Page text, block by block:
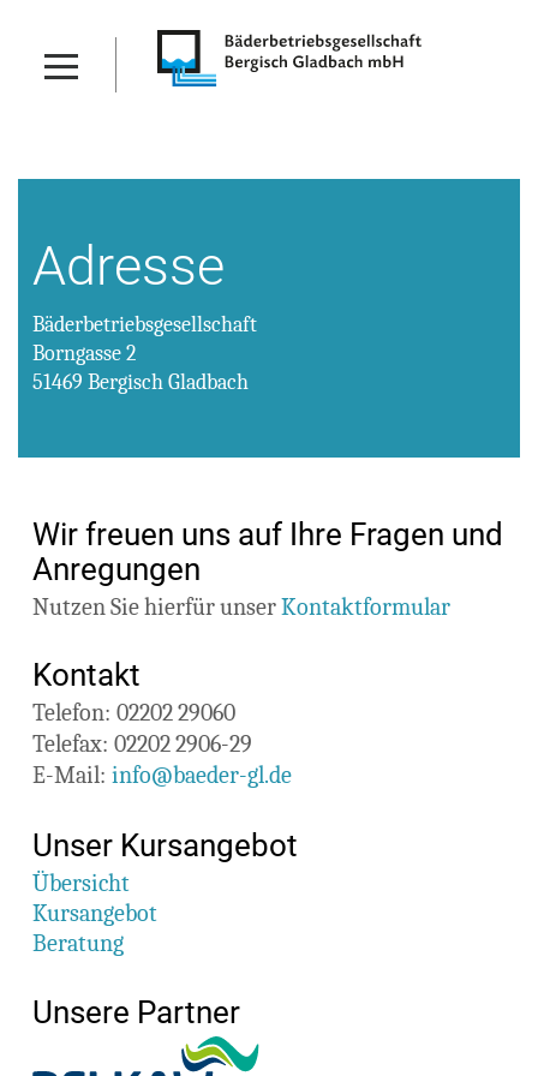
Adresse
Bäderbetriebsgesellschaft
Borngasse 2
51469 Bergisch Gladbach
Wir freuen uns auf Ihre Fragen und
Anregungen
Nutzen Sie hierfür unserKontaktformular
Kontakt
Telefon: 02202 29060
Telefax: 02202 2906-29
E-Mail: info@baeder-gl.de
Unser Kursangebot
Übersicht
Kursangebot
Beratung
Unsere Partner